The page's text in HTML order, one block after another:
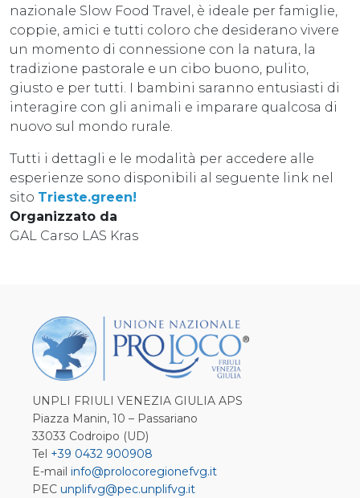
nazionale Slow Food Travel, è ideale per famiglie,
coppie, amici e tutti coloro che desiderano vivere
un momento di connessione con la natura, la
tradizione pastorale e un cibo buono, pulito,
giusto e per tutti. I bambini saranno entusiasti di
interagire con gli animali e imparare qualcosa di
nuovo sul mondo rurale.
Tutti i dettagli e le modalità per accedere alle
esperienze sono disponibili al seguente link nel
sito Trieste.green!
Organizzato da
GAL Carso LAS Kras
UNPLI FRIULI VENEZIA GIULIA APS
Piazza Manin, 10 – Passariano
33033 Codroipo (UD)
Tel +39 0432 900908
E-mail info@prolocoregionefvg.it
PEC unplifvg@pec.unplifvg.it